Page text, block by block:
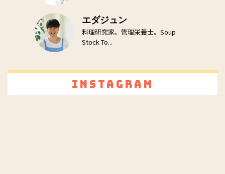
エダジュン
料理研究家。管理栄養士。Soup
Stock To...
Instagram